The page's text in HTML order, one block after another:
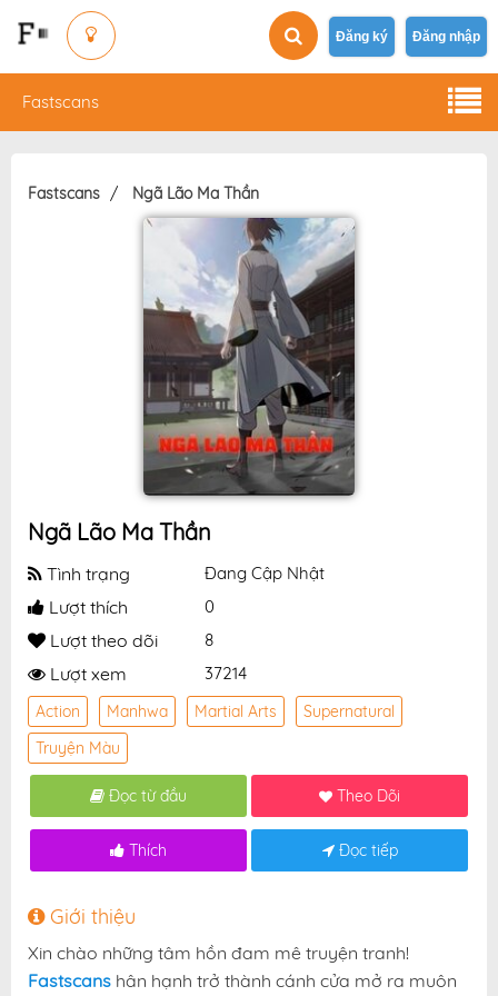
Đăng ký Đăng nhập
Fastscans
Fastscans Ngã Lão Ma Thần
Ngã Lão Ma Thần
Tình trạng Đang Cập Nhật
Lượt thích 0
Lượt theo dõi 8
Lượt xem 37214
Action Manhwa Martial Arts
Supernatural
Truyện Màu
Đọc từ đầu Theo Dõi
Thích Đọc tiếp
Giới thiệu
Xin chào những tâm hồn đam mê truyện tranh!
Fastscans hân hạnh trở thành cánh cửa mở ra muôn